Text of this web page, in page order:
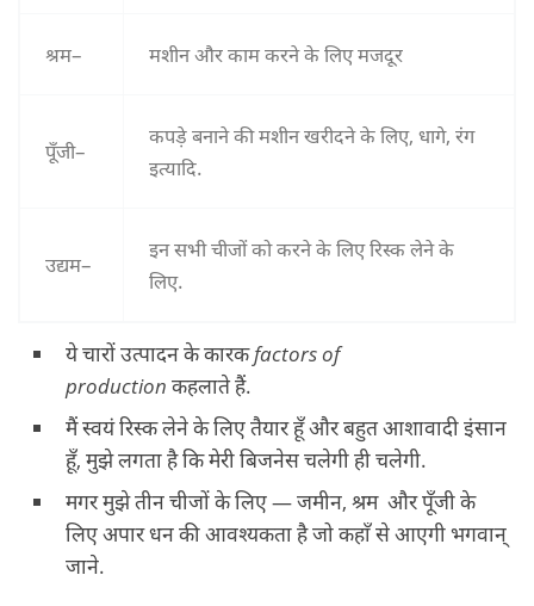
श्रम– मशीन और काम करने के लिए मजदूर
पूँजी–
कपड़े बनाने की मशीन खरीदने के लिए, धागे, रंग
इत्यादि.
उद्यम–
इन सभी चीजों को करने के लिए रिस्क लेने के
लिए.
ये चारों उत्पादन के कारकfactors of
production कहलाते हैं.
मैं स्वयं रिस्क लेने के लिए तैयार हूँ और बहुत आशावादी इंसान
हूँ, मुझे लगता है कि मेरी बिजनेस चलेगी ही चलेगी.
मगर मुझे तीन चीजों के लिए — जमीन, श्रम और पूँजी के
लिए अपार धन की आवश्यकता है जो कहाँ से आएगी भगवान्
जाने.